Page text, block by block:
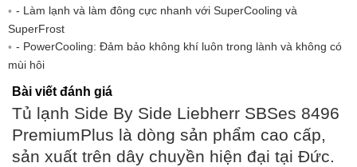
- Làm lạnh và làm đông cực nhanh với SuperCooling và
SuperFrost
- PowerCooling: Đảm bảo không khí luôn trong lành và không có
mùi hôi
Bài viết đánh giá
Tủ lạnh Side By Side Liebherr SBSes 8496
PremiumPlus là dòng sản phẩm cao cấp,
sản xuất trên dây chuyền hiện đại tại Đức.